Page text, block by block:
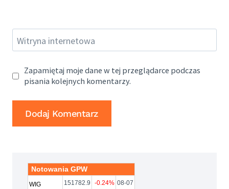
Witryna internetowa
Zapamiętaj moje dane w tej przeglądarce podczas
pisania kolejnych komentarzy.
Notowania GPW
WIG 151782.9 -0.24% 08-07